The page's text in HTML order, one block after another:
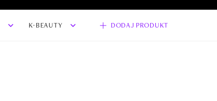
K-BEAUTY DODAJ PRODUKT